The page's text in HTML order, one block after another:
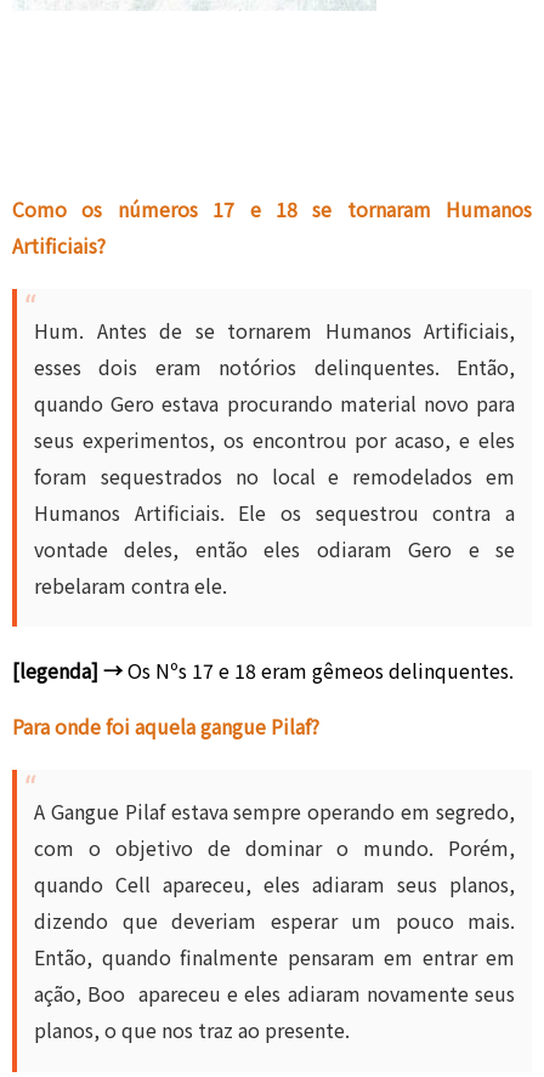
Como os números 17 e 18 se tornaram Humanos
Artificiais?
Hum. Antes de se tornarem Humanos Artificiais,
esses dois eram notórios delinquentes. Então,
quando Gero estava procurando material novo para
seus experimentos, os encontrou por acaso, e eles
foram sequestrados no local e remodelados em
Humanos Artificiais. Ele os sequestrou contra a
vontade deles, então eles odiaram Gero e se
rebelaram contra ele.
[legenda] →Os Nºs 17 e 18 eram gêmeos delinquentes.
Para onde foi aquela gangue Pilaf?
A Gangue Pilaf estava sempre operando em segredo,
com o objetivo de dominar o mundo. Porém,
quando Cell apareceu, eles adiaram seus planos,
dizendo que deveriam esperar um pouco mais.
Então, quando finalmente pensaram em entrar em
ação, Boo apareceu e eles adiaram novamente seus
planos, o que nos traz ao presente.